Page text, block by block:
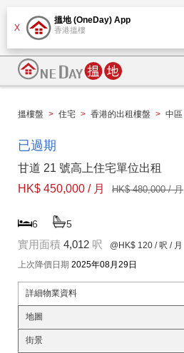
X
搵地 (OneDay) App
香港搵樓
搵樓盤 > 住宅 > 香港的出租樓盤 > 中區
已過期
甘道 21 號高上住宅單位出租
HK$ 450,000 / 月
HK$ 480,000 / 月
6 5
實用面積 4,012 呎 @HK$ 120 / 呎 / 月
上次降價日期 2025年08月29日
詳細物業資料
地圖
街景